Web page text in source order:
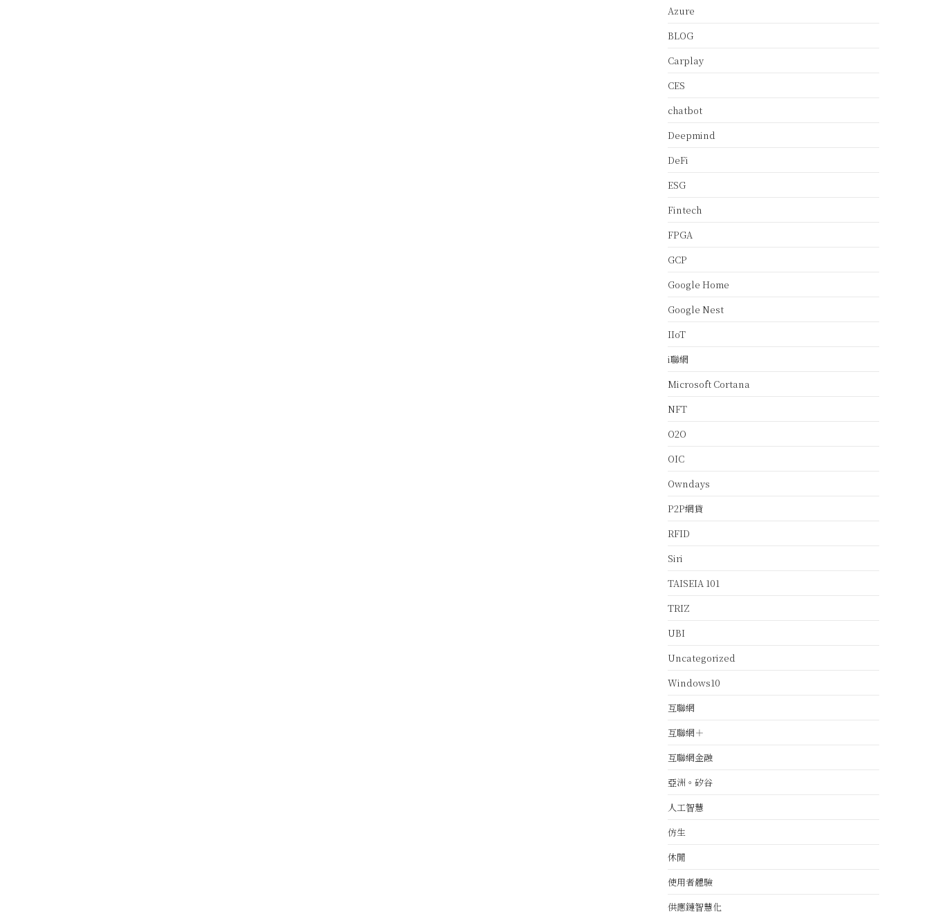
Azure
BLOG
Carplay
CES
chatbot
Deepmind
DeFi
ESG
Fintech
FPGA
GCP
Google Home
Google Nest
IIoT
i聯網
Microsoft Cortana
NFT
O2O
OIC
Owndays
P2P網貸
RFID
Siri
TAISEIA 101
TRIZ
UBI
Uncategorized
Windows10
互聯網
互聯網＋
互聯網金融
亞洲。矽谷
人工智慧
仿生
休閒
使用者體驗
供應鏈智慧化